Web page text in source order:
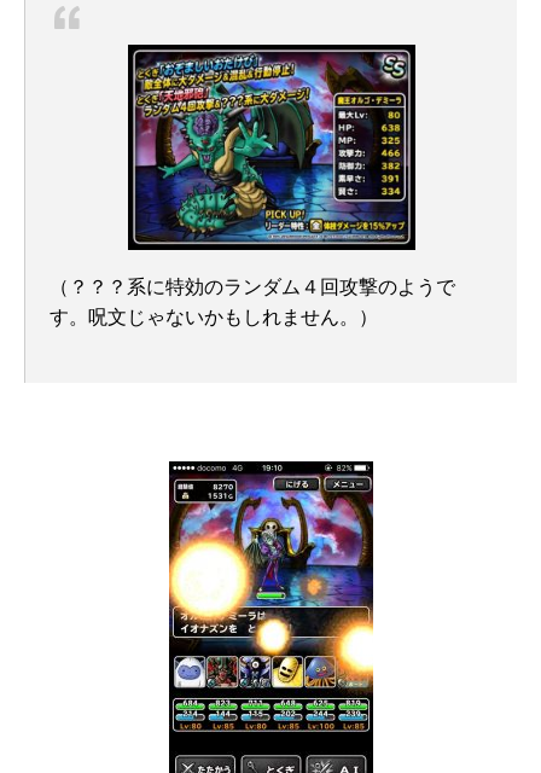
（？？？系に特効のランダム４回攻撃のようで
す。呪文じゃないかもしれません。）